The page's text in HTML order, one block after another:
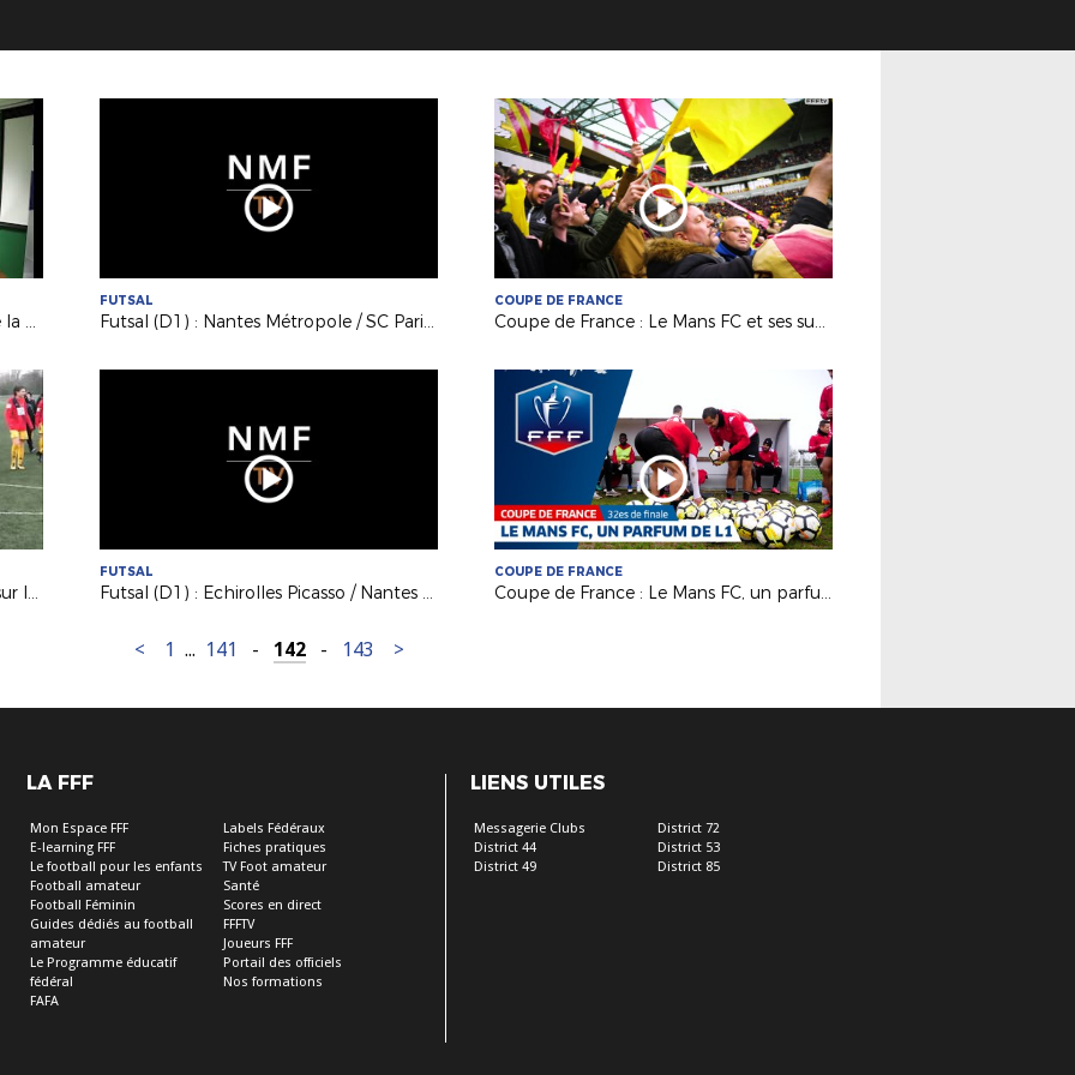
UrbanSoccer nouveau partenaire de la FFF
FUTSAL
Futsal (D1) : Nantes Métropole / SC Paris (1-1)
COUPE DE FRANCE
Coupe de France : Le Mans FC et ses supporters ont vibré
Coupe de France Féminine : retour sur le derby Orvault/Le Mans
FUTSAL
Futsal (D1) : Echirolles Picasso / Nantes Métropole (4-4)
COUPE DE FRANCE
Coupe de France : Le Mans FC, un parfum de L1 au MMA !
< 1 ... 141 - 142 - 143 >
LA FFF
Mon Espace FFF
E-learning FFF
Le football pour les enfants
Football amateur
Football Féminin
Guides dédiés au football
amateur
Le Programme éducatif
fédéral
FAFA
Labels Fédéraux
Fiches pratiques
TV Foot amateur
Santé
Scores en direct
FFFTV
Joueurs FFF
Portail des officiels
Nos formations
LIENS UTILES
Messagerie Clubs
District 44
District 49
District 72
District 53
District 85